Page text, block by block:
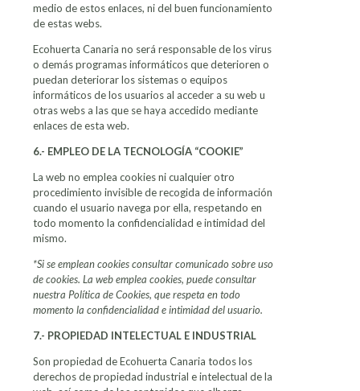
medio de estos enlaces, ni del buen funcionamiento
de estas webs.
Ecohuerta Canaria no será responsable de los virus
o demás programas informáticos que deterioren o
puedan deteriorar los sistemas o equipos
informáticos de los usuarios al acceder a su web u
otras webs a las que se haya accedido mediante
enlaces de esta web.
6.- EMPLEO DE LA TECNOLOGÍA “COOKIE”
La web no emplea cookies ni cualquier otro
procedimiento invisible de recogida de información
cuando el usuario navega por ella, respetando en
todo momento la confidencialidad e intimidad del
mismo.
*Si se emplean cookies consultar comunicado sobre uso
de cookies. La web emplea cookies, puede consultar
nuestra Política de Cookies, que respeta en todo
momento la confidencialidad e intimidad del usuario.
7.- PROPIEDAD INTELECTUAL E INDUSTRIAL
Son propiedad de Ecohuerta Canaria todos los
derechos de propiedad industrial e intelectual de la